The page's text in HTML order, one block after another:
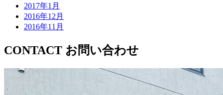
2017年1月
2016年12月
2016年11月
CONTACT お問い合わせ